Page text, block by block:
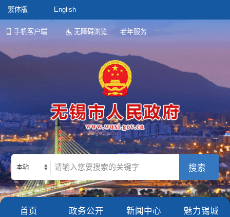
繁体版 English
手机客户端 无障碍浏览 老年服务
本站
首页 政务公开 新闻中心 魅力锡城